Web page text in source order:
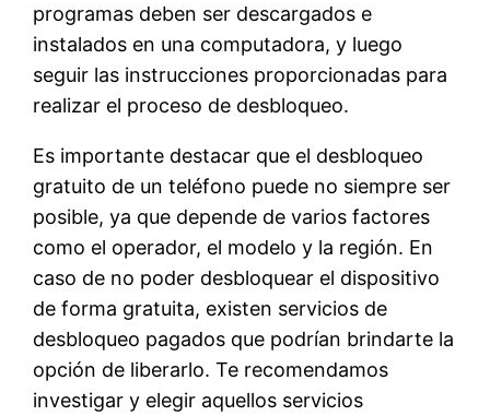
programas deben ser descargados e
instalados en una computadora, y luego
seguir las instrucciones proporcionadas para
realizar el proceso de desbloqueo.
Es importante destacar que el desbloqueo
gratuito de un teléfono puede no siempre ser
posible, ya que depende de varios factores
como el operador, el modelo y la región. En
caso de no poder desbloquear el dispositivo
de forma gratuita, existen servicios de
desbloqueo pagados que podrían brindarte la
opción de liberarlo. Te recomendamos
investigar y elegir aquellos servicios